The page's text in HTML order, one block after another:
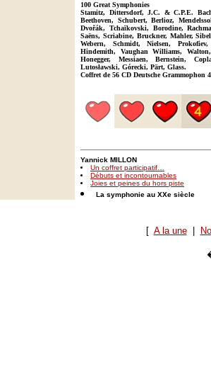
100 Great Symphonies
Stamitz, Dittersdorf, J.C. & C.P.E.
Beethoven, Schubert, Berlioz,
Dvořák, Tchaïkovski, Borodine,
Saëns, Scriabine, Bruckner, Mahler,
Webern, Schmidt, Nielsen,
Hindemith, Vaughan Williams,
Honegger, Messiaen, Bernstein,
Lutosławski, Górecki, Pärt, Glass.
Coffret de 56 CD Deutsche Grammophon
Yannick MILLON
Un coffret participatif…
Débuts et incontournables
Joies et peines du hors piste
La symphonie au XXe siècle
[ A la une|